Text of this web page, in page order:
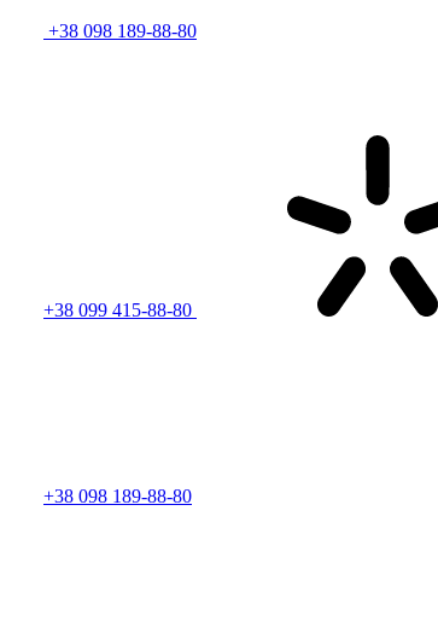
+38 098 189-88-80
+38 099 415-88-80
+38 098 189-88-80